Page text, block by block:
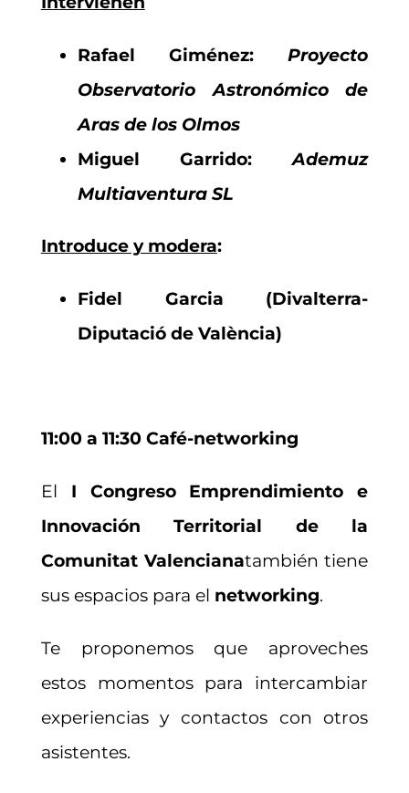
Rafael Giménez:Proyecto
Observatorio Astronómico de
Aras de los Olmos
Miguel Garrido:Ademuz
Multiaventura SL
Introduce y modera:
Fidel Garcia (Divalterra-
Diputació de València)
11:00 a 11:30 Café-networking
El I Congreso Emprendimiento e
Innovación Territorial de la
Comunitat Valencianatambién tiene
sus espacios para el networking.
Te proponemos que aproveches
estos momentos para intercambiar
experiencias y contactos con otros
asistentes.